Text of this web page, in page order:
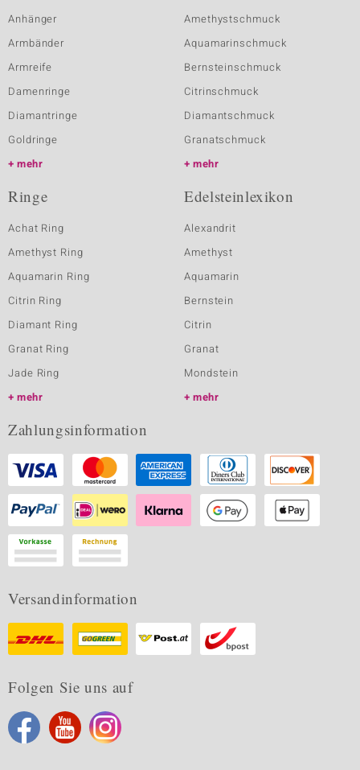
Anhänger
Armbänder
Armreife
Damenringe
Diamantringe
Goldringe
mehr
Amethystschmuck
Aquamarinschmuck
Bernsteinschmuck
Citrinschmuck
Diamantschmuck
Granatschmuck
mehr
Ringe
Achat Ring
Amethyst Ring
Aquamarin Ring
Citrin Ring
Diamant Ring
Granat Ring
Jade Ring
mehr
Edelsteinlexikon
Alexandrit
Amethyst
Aquamarin
Bernstein
Citrin
Granat
Mondstein
mehr
Zahlungsinformation
Versandinformation
Folgen Sie uns auf